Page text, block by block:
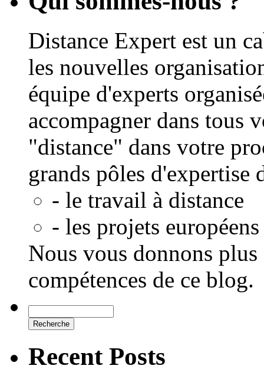
Distance Expert est un
les nouvelles
équipe d'experts
accompagner dans tous
"distance" dans votre
grands pôles d'expertise
- le travail à distance
- les projets
Nous vous donnons
compétences de ce blog.
Recent Posts